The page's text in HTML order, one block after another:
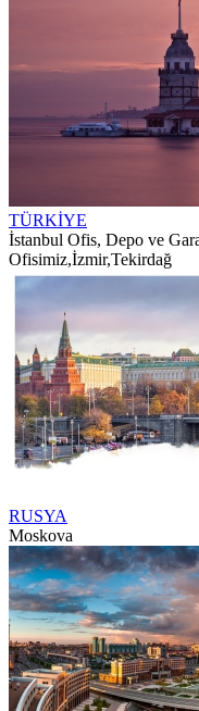
TÜRKİYE
İstanbul Ofis, Depo ve
Ofisimiz,İzmir,Tekirdağ
RUSYA
Moskova